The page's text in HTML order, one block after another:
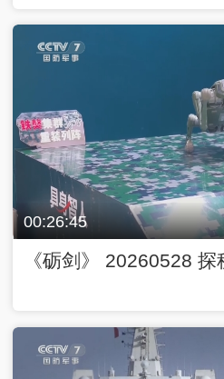
00:26:45
《砺剑》 20260528 探